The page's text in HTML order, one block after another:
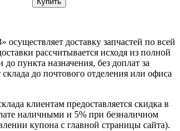
доставку запчастей по всей
рассчитывается исходя из полной
до пункта назначения, без доплат за
до почтового отделения или офиса
клиентам предоставляется скидка в
наличными и 5% при безналичном
купона с главной страницы сайта).